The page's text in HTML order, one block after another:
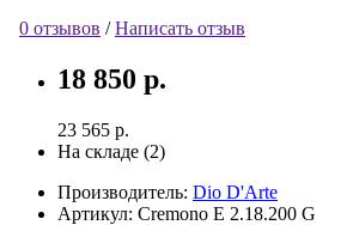
0 отзывов /Написать отзыв
18 850 р.
23 565 р.
На складе (2)
Производитель: Dio D'Arte
Артикул: Cremono E 2.18.200 G